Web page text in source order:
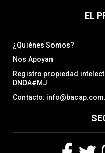
EL
¿Quiénes Somos?
Nos Apoyan
Registro propiedad
DNDA#MJ
Contacto: